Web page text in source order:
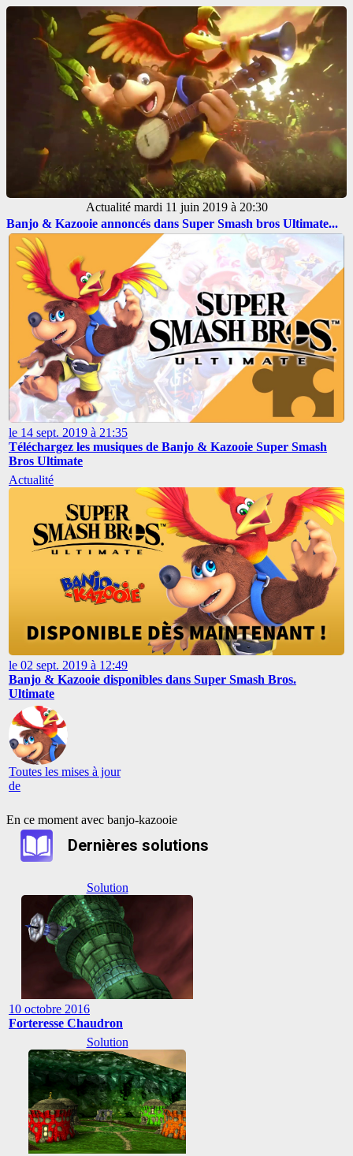
Actualité mardi 11 juin 2019 à 20:30
Banjo & Kazooie annoncés dans Super Smash bros Ultimate...
le 14 sept. 2019 à 21:35
Téléchargez les musiques de Banjo & Kazooie Super Smash
Bros Ultimate
Actualité
le 02 sept. 2019 à 12:49
Banjo & Kazooie disponibles dans Super Smash Bros.
Ultimate
Toutes les mises à jour
de
En ce moment avec banjo-kazooie
Dernières solutions
Solution
10 octobre 2016
Forteresse Chaudron
Solution